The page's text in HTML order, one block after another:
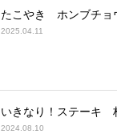
たこやき ホンブチョ
2025.04.11
いきなり！ステーキ
2024.08.10